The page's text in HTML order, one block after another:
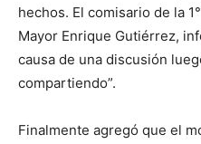
hechos. El comisario de la
Mayor Enrique Gutiérrez,
causa de una discusión
compartiendo”.
Finalmente agregó que el